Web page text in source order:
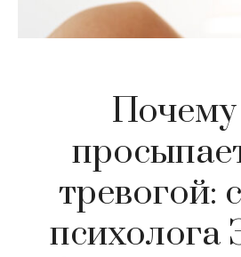
тревогой:
психолога